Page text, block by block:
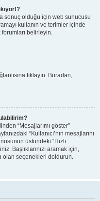
sonuç olduğu için web sunucusu
kullanın ve terimler içinde
belirleyin.
tıklayın. Buradan,
“Mesajlarımı göster”
“Kullanıcı’nın mesajlarını
üstündeki “Hızlı
Başlıklarınızı aramak için,
olan seçenekleri doldurun.